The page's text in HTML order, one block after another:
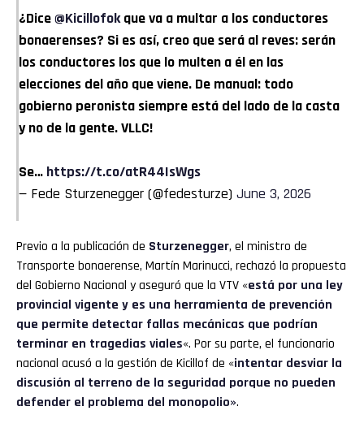
¿Dice@Kicillofokque va a multar a los conductores
bonaerenses? Si es así, creo que será al reves: serán
los conductores los que lo multen a él en las
elecciones del año que viene. De manual: todo
gobierno peronista siempre está del lado de la casta
y no de la gente. VLLC!
Se… https://t.co/atR44IsWgs
— Fede Sturzenegger (@fedesturze) June 3, 2026
Previo a la publicación de Sturzenegger, el ministro de
Transporte bonaerense, Martín Marinucci, rechazó la propuesta
del Gobierno Nacional y aseguró que la VTV «está por una ley
provincial vigente y es una herramienta de prevención
que permite detectar fallas mecánicas que podrían
terminar en tragedias viales«. Por su parte, el funcionario
nacional acusó a la gestión de Kicillof de «intentar desviar la
discusión al terreno de la seguridad porque no pueden
defender el problema del monopolio».